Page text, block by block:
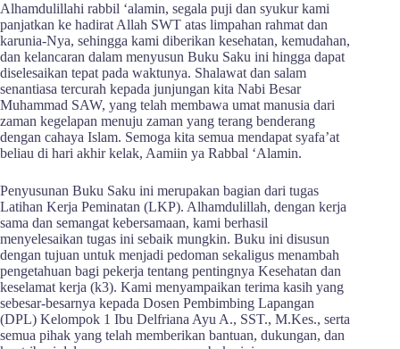
Alhamdulillahi rabbil ‘alamin, segala puji dan syukur kami
panjatkan ke hadirat Allah SWT atas limpahan rahmat dan
karunia-Nya, sehingga kami diberikan kesehatan, kemudahan,
dan kelancaran dalam menyusun Buku Saku ini hingga dapat
diselesaikan tepat pada waktunya. Shalawat dan salam
senantiasa tercurah kepada junjungan kita Nabi Besar
Muhammad SAW, yang telah membawa umat manusia dari
zaman kegelapan menuju zaman yang terang benderang
dengan cahaya Islam. Semoga kita semua mendapat syafa’at
beliau di hari akhir kelak, Aamiin ya Rabbal ‘Alamin.
Penyusunan Buku Saku ini merupakan bagian dari tugas
Latihan Kerja Peminatan (LKP). Alhamdulillah, dengan kerja
sama dan semangat kebersamaan, kami berhasil
menyelesaikan tugas ini sebaik mungkin. Buku ini disusun
dengan tujuan untuk menjadi pedoman sekaligus menambah
pengetahuan bagi pekerja tentang pentingnya Kesehatan dan
keselamat kerja (k3). Kami menyampaikan terima kasih yang
sebesar-besarnya kepada Dosen Pembimbing Lapangan
(DPL) Kelompok 1 Ibu Delfriana Ayu A., SST., M.Kes., serta
semua pihak yang telah memberikan bantuan, dukungan, dan